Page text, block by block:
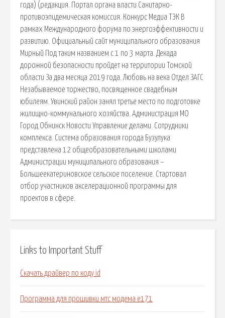
года) (редакция. Портал органа власти Санитарно-
противоэпидемическая комиссия. Конкурс Медиа ТЭК В
рамках Международного форума по энергоэффективности и
развитию. Официальный сайт муниципального образования
Мирный Под таким названием с 1 по 3 марта. Декада
дорожной безопасности пройдет на территории Томской
области За два месяца 2019 года. Любовь на века Отдел ЗАГС
Незабываемое торжество, посвященное свадебным
юбилеям. Увинский район занял третье место по подготовке
жилищно-коммунального хозяйства. Администрация МО
Город Обнинск Новости Управление делами. Сотрудники
комплекса. Система образования города Бузулука
представлена 12 общеобразовательными школами
Администрации муниципального образования –
Большеекатериновское сельское поселение. Стартовал
отбор участников акселерационной программы для
проектов в сфере.
Links to Important Stuff
Скачать драйвер по коду id
Программа для прошивки мтс модема e171